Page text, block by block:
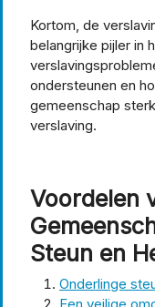
Kortom, de
belangrijke pijler in
ondersteunen en
gemeenschap
verslaving.
Voordelen
Steun en
Onderlinge
Een veilige